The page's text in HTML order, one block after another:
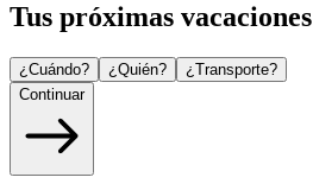
Tus próximas vacaciones
¿Cuándo? ¿Quién?
¿Transporte?
Continuar